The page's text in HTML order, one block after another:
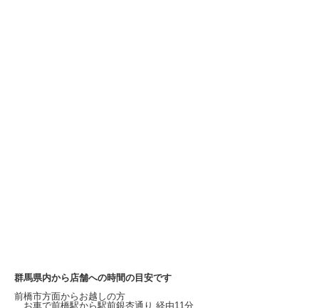
群馬県内から店舗への時間の目安です
前橋市方面からお越しの方
お車で前橋駅から駅前銀杏通り 経由11分